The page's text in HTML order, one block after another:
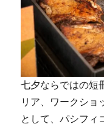
七夕ならではの短
リア、ワークショ
として、パシフィ